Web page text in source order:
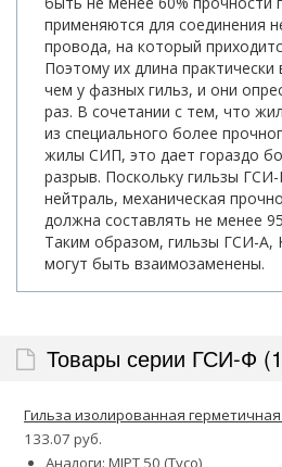
применяются для соединения
провода, на который
Поэтому их длина
чем у фазных гильз, и они
раз. В сочетании с тем, что
из специального более
жилы СИП, это дает гораздо
разрыв. Поскольку гильзы
нейтраль, механическая
должна составлять не менее
Таким образом, гильзы ГСИ-
могут быть взаимозаменены.
Товары серии ГСИ-Ф
Гильза изолированная
133.07 руб.
Аналоги: MJPT 50 (Tyco)